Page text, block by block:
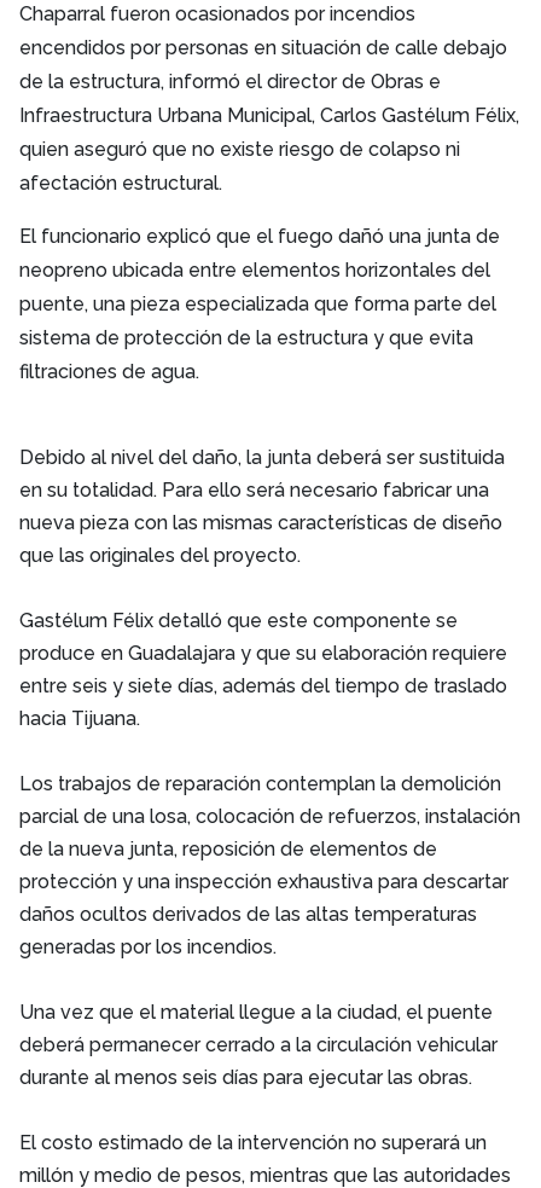
Chaparral fueron ocasionados por incendios
encendidos por personas en situación de calle debajo
de la estructura, informó el director de Obras e
Infraestructura Urbana Municipal, Carlos Gastélum Félix,
quien aseguró que no existe riesgo de colapso ni
afectación estructural.
El funcionario explicó que el fuego dañó una junta de
neopreno ubicada entre elementos horizontales del
puente, una pieza especializada que forma parte del
sistema de protección de la estructura y que evita
filtraciones de agua.
Debido al nivel del daño, la junta deberá ser sustituida
en su totalidad. Para ello será necesario fabricar una
nueva pieza con las mismas características de diseño
que las originales del proyecto.
Gastélum Félix detalló que este componente se
produce en Guadalajara y que su elaboración requiere
entre seis y siete días, además del tiempo de traslado
hacia Tijuana.
Los trabajos de reparación contemplan la demolición
parcial de una losa, colocación de refuerzos, instalación
de la nueva junta, reposición de elementos de
protección y una inspección exhaustiva para descartar
daños ocultos derivados de las altas temperaturas
generadas por los incendios.
Una vez que el material llegue a la ciudad, el puente
deberá permanecer cerrado a la circulación vehicular
durante al menos seis días para ejecutar las obras.
El costo estimado de la intervención no superará un
millón y medio de pesos, mientras que las autoridades